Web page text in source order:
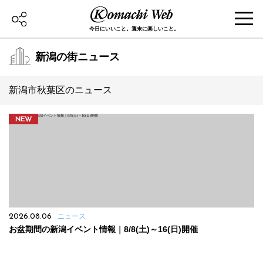
今日にいいこと。週末に楽しいこと。
新潟の街ニュース
新潟市秋葉区のニュース
NEW
2026.08.06 ニュース
お盆期間の新潟イベント情報｜8/8(土)～16(日)開催